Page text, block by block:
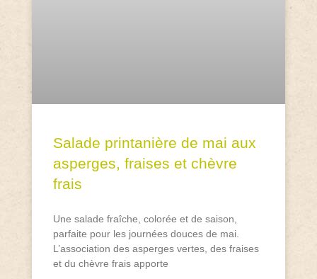
Salade printanière de mai aux
asperges, fraises et chèvre
frais
Une salade fraîche, colorée et de saison,
parfaite pour les journées douces de mai.
L’association des asperges vertes, des fraises
et du chèvre frais apporte